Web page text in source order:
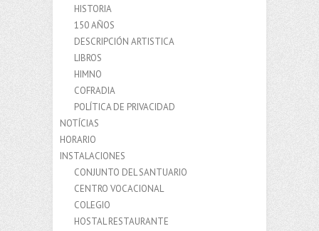
HISTORIA
150 AÑOS
DESCRIPCIÓN ARTISTICA
LIBROS
HIMNO
COFRADIA
POLÍTICA DE PRIVACIDAD
NOTÍCIAS
HORARIO
INSTALACIONES
CONJUNTO DEL SANTUARIO
CENTRO VOCACIONAL
COLEGIO
HOSTAL RESTAURANTE